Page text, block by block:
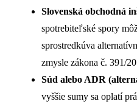
Slovenská obchodná
spotrebiteľské spory
sprostredkúva
zmysle zákona č. 391/
Súd alebo ADR
vyššie sumy sa oplatí